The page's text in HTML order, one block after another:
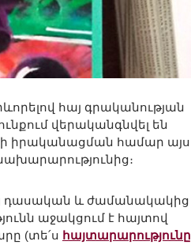
հայ գրականության
վերականգնվել են
իրականացման համար այս
դասական և ժամանակակից
աջակցում է հայտով
(տե՛ս հայտարարությունը